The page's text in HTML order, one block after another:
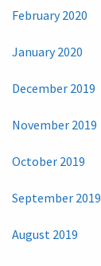
February 2020
January 2020
December 2019
November 2019
October 2019
September 2019
August 2019